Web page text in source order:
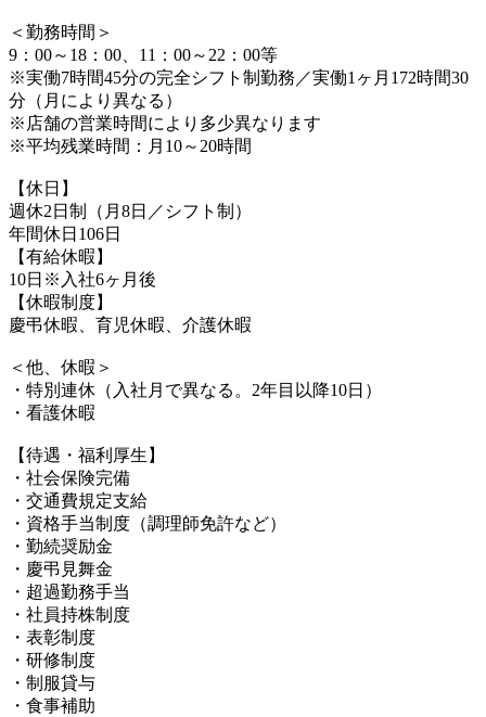
＜勤務時間＞
9：00～18：00、11：00～22：00等
※実働7時間45分の完全シフト制勤務／実働1ヶ月172時間30
分（月により異なる）
※店舗の営業時間により多少異なります
※平均残業時間：月10～20時間
【休日】
週休2日制（月8日／シフト制）
年間休日106日
【有給休暇】
10日※入社6ヶ月後
【休暇制度】
慶弔休暇、育児休暇、介護休暇
＜他、休暇＞
・特別連休（入社月で異なる。2年目以降10日）
・看護休暇
【待遇・福利厚生】
・社会保険完備
・交通費規定支給
・資格手当制度（調理師免許など）
・勤続奨励金
・慶弔見舞金
・超過勤務手当
・社員持株制度
・表彰制度
・研修制度
・制服貸与
・食事補助